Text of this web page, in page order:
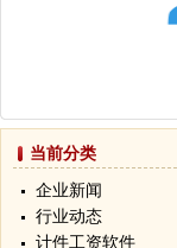
当前分类
企业新闻
行业动态
计件工资软件